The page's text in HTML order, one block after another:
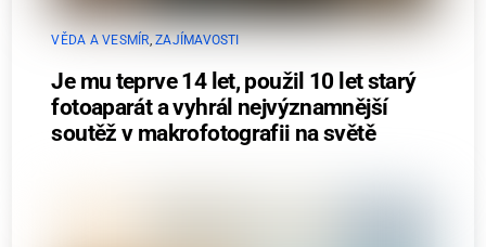
VĚDA A VESMÍR,ZAJÍMAVOSTI
Je mu teprve 14 let, použil 10 let starý
fotoaparát a vyhrál nejvýznamnější
soutěž v makrofotografii na světě